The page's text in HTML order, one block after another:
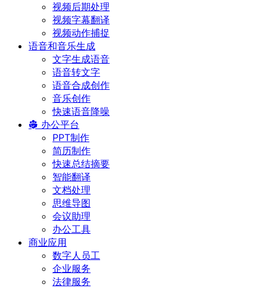
视频后期处理
视频字幕翻译
视频动作捕捉
语音和音乐生成
文字生成语音
语音转文字
语音合成创作
音乐创作
快速语音降噪
办公平台
PPT制作
简历制作
快速总结摘要
智能翻译
文档处理
思维导图
会议助理
办公工具
商业应用
数字人员工
企业服务
法律服务